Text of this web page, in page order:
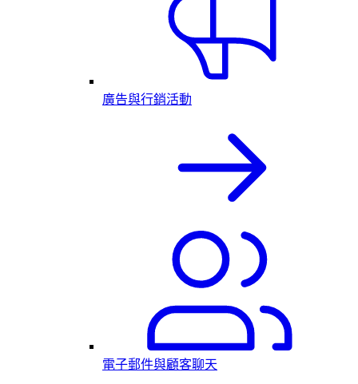
廣告與行銷活動
電子郵件與顧客聊天